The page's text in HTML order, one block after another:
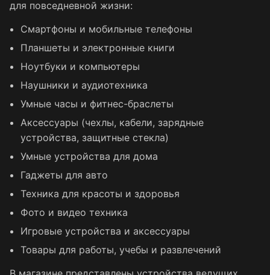
для повседневной жизни:
Смартфоны и мобильные телефоны
Планшеты и электронные книги
Ноутбуки и компьютеры
Наушники и аудиотехника
Умные часы и фитнес-браслеты
Аксессуары (чехлы, кабели, зарядные
устройства, защитные стекла)
Умные устройства для дома
Гаджеты для авто
Техника для красоты и здоровья
Фото и видео техника
Игровые устройства и аксессуары
Товары для работы, учебы и развлечений